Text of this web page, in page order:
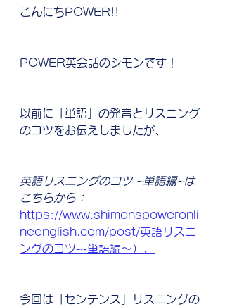
こんにちPOWER!!
POWER英会話のシモンです！
以前に「単語」の発音とリスニング
のコツをお伝えしましたが、
英語リスニングのコツ ~単語編~は
こちらから：
https://www.shimonspoweronli
neenglish.com/post/英語リスニ
ングのコツ-~単語編〜）、
今回は「センテンス」リスニングの